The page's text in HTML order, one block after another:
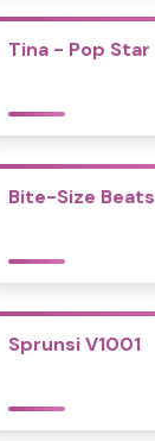
Tina - Pop Star
Bite-Size Beats
Sprunsi V1001